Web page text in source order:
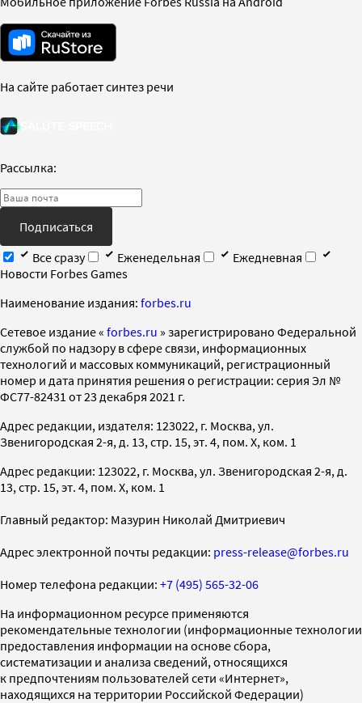
На сайте работает синтез речи
Рассылка:
Подписаться
Все сразу
Еженедельная
Ежедневная
Новости Forbes Games
Наименование издания: forbes.ru
Cетевое издание « forbes.ru » зарегистрировано Федеральной
службой по надзору в сфере связи, информационных
технологий и массовых коммуникаций, регистрационный
номер и дата принятия решения о регистрации: серия Эл №
ФС77-82431 от 23 декабря 2021 г.
Адрес редакции, издателя: 123022, г. Москва, ул.
Звенигородская 2-я, д. 13, стр. 15, эт. 4, пом. X, ком. 1
Адрес редакции: 123022, г. Москва, ул. Звенигородская 2-я, д.
13, стр. 15, эт. 4, пом. X, ком. 1
Главный редактор: Мазурин Николай Дмитриевич
Адрес электронной почты редакции: press-release@forbes.ru
Номер телефона редакции: +7 (495) 565-32-06
На информационном ресурсе применяются
рекомендательные технологии (информационные технологии
предоставления информации на основе сбора,
систематизации и анализа сведений, относящихся
к предпочтениям пользователей сети «Интернет»,
находящихся на территории Российской Федерации)